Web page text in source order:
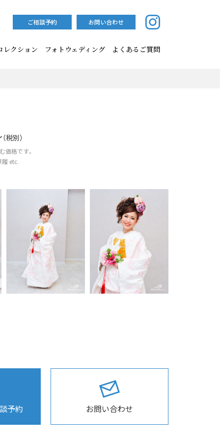
レクション フォトウェディング よくあるご質問
ご相談予約 お問い合わせ
（税別）
格です。
履 etc.
予約 お問い合わせ